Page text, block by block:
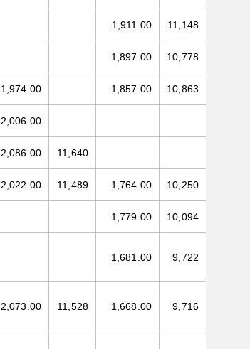
1,911.00 11,148
1,897.00 10,778
1,974.00 1,857.00 10,863
2,006.00
2,086.00 11,640
2,022.00 11,489 1,764.00 10,250
1,779.00 10,094
1,681.00 9,722
2,073.00 11,528 1,668.00 9,716